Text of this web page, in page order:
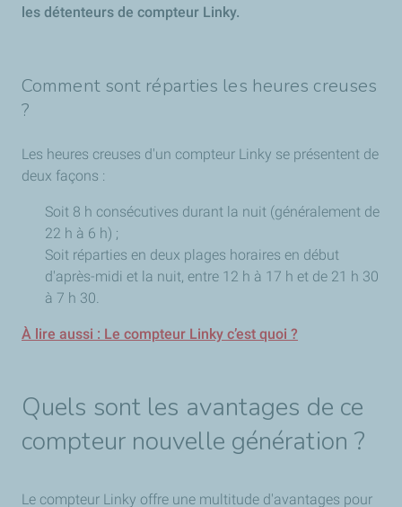
les détenteurs de compteur Linky.
Comment sont réparties les heures creuses
?
Les heures creuses d'un compteur Linky se présentent de
deux façons :
Soit 8 h consécutives durant la nuit (généralement de
22 h à 6 h) ;
Soit réparties en deux plages horaires en début
d'après-midi et la nuit, entre 12 h à 17 h et de 21 h 30
à 7 h 30.
À lire aussi : Le compteur Linky c’est quoi ?
Quels sont les avantages de ce
compteur nouvelle génération ?
Le compteur Linky offre une multitude d'avantages pour